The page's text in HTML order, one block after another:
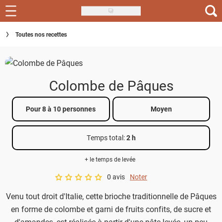
Skip
to
main
Recettes
Inspirations
Menu de la semaine
Actus
Téléchargez l'app Saveurs Recettes
Toutes nos recettes
Colombe de Pâques
Pour 8 à 10 personnes Moyen
Temps total:2 h
+ le temps de levée
A star rating of 0 out of 5.
0 avis Noter
Venu tout droit d'Italie, cette brioche traditionnelle de Pâques
en forme de colombe et garni de fruits confits, de sucre et